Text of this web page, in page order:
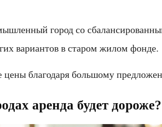
город со
вариантов в старом жилом фонде.
цены благодаря большому
аренда будет дороже?